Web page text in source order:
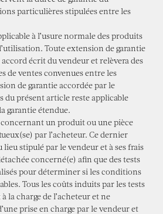
particulières stipulées entre les
à l’usure normale des produits
Toute extension de garantie
accord écrit du vendeur et relèvera des
de ventes convenues entre les
de garantie accordée par le
du présent article reste applicable
garantie étendue.
un produit ou une pièce
par l’acheteur. Ce dernier
lieu stipulé par le vendeur et à ses frais
concerné(e) afin que des tests
pour déterminer si les conditions
Tous les coûts induits par les tests
la charge de l’acheteur et ne
prise en charge par le vendeur et